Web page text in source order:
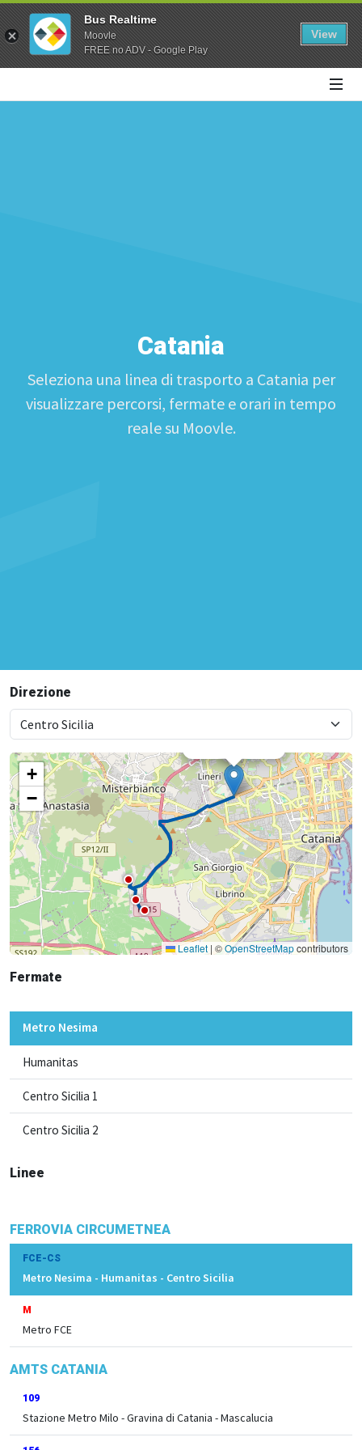
Bus Realtime
Moovle
FREE no ADV - Google Play
View
Catania
Seleziona una linea di trasporto a Catania per
visualizzare percorsi, fermate e orari in tempo
reale su Moovle.
Linee
FERROVIA CIRCUMETNEA
FCE-CS
Metro Nesima - Humanitas - Centro Sicilia
M
Metro FCE
AMTS CATANIA
109
Stazione Metro Milo - Gravina di Catania - Mascalucia
Direzione
Metro Nesima
+
−
Leaflet | ©OpenStreetMapcontributors
Fermate
Metro Nesima
Humanitas
Centro Sicilia 1
Centro Sicilia 2